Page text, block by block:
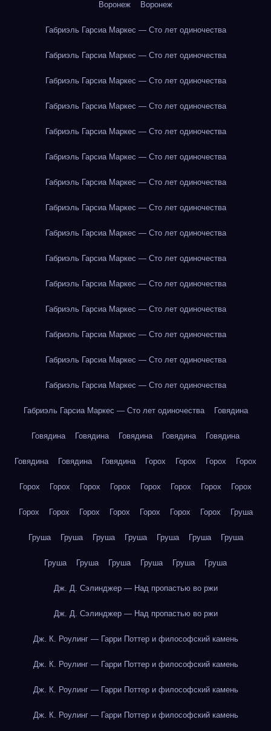
Воронеж Воронеж
Габриэль Гарсиа Маркес — Сто лет одиночества
Габриэль Гарсиа Маркес — Сто лет одиночества
Габриэль Гарсиа Маркес — Сто лет одиночества
Габриэль Гарсиа Маркес — Сто лет одиночества
Габриэль Гарсиа Маркес — Сто лет одиночества
Габриэль Гарсиа Маркес — Сто лет одиночества
Габриэль Гарсиа Маркес — Сто лет одиночества
Габриэль Гарсиа Маркес — Сто лет одиночества
Габриэль Гарсиа Маркес — Сто лет одиночества
Габриэль Гарсиа Маркес — Сто лет одиночества
Габриэль Гарсиа Маркес — Сто лет одиночества
Габриэль Гарсиа Маркес — Сто лет одиночества
Габриэль Гарсиа Маркес — Сто лет одиночества
Габриэль Гарсиа Маркес — Сто лет одиночества
Габриэль Гарсиа Маркес — Сто лет одиночества
Габриэль Гарсиа Маркес — Сто лет одиночества Говядина
Говядина Говядина Говядина Говядина Говядина
Говядина Говядина Говядина Горох Горох Горох Горох
Горох Горох Горох Горох Горох Горох Горох Горох
Горох Горох Горох Горох Горох Горох Горох Груша
Груша Груша Груша Груша Груша Груша Груша
Груша Груша Груша Груша Груша Груша
Дж. Д. Сэлинджер — Над пропастью во ржи
Дж. Д. Сэлинджер — Над пропастью во ржи
Дж. К. Роулинг — Гарри Поттер и философский камень
Дж. К. Роулинг — Гарри Поттер и философский камень
Дж. К. Роулинг — Гарри Поттер и философский камень
Дж. К. Роулинг — Гарри Поттер и философский камень